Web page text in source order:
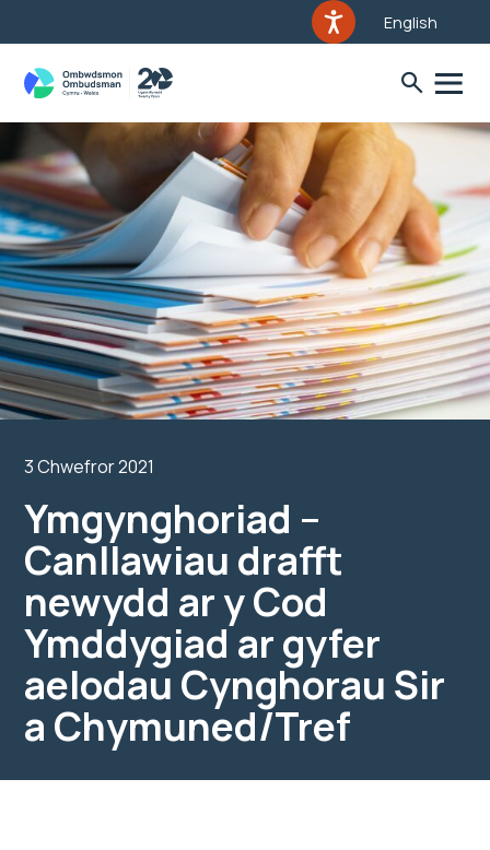
English
3 Chwefror 2021
Ymgynghoriad –
Canllawiau drafft
newydd ar y Cod
Ymddygiad ar gyfer
aelodau Cynghorau Sir
a Chymuned/Tref